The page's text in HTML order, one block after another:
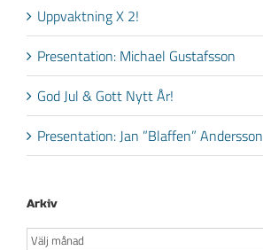
Uppvaktning X 2!
Presentation: Michael Gustafsson
God Jul & Gott Nytt År!
Presentation: Jan ”Blaffen” Andersson
Arkiv
Arkiv